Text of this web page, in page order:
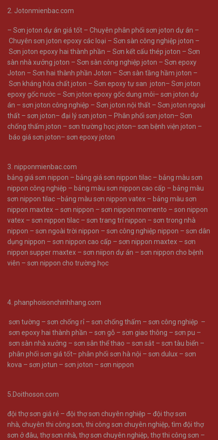
2. Jotonmienbac.com
– Sơn joton dự án giá tốt – Chuyên phân phối sơn joton dự án –
Chuyên sơn joton epoxy các loại – Sơn sàn công nghiệp joton –
Sơn joton epoxy hai thành phần – Sơn kết cấu thép joton – Sơn
sàn nhà xưởng joton – Sơn sàn công nghiệp joton – Sơn epoxy
Joton – Sơn hai thành phần Joton – Sơn sàn tầng hầm joton –
Sơn kháng hóa chất joton – Sơn epoxy tự san joton– Sơn joton
epoxy gốc nước – Sơn joton epoxy gốc dung môi– sơn joton dự
án – sơn joton công nghiệp – Sơn joton nội thất – Sơn joton ngoại
thất – sơn joton– đại lý sơn joton – Phân phối sơn joton– Sơn
chống thấm joton – sơn trường học joton– sơn bệnh viện joton –
báo giá sơn joton– sơn epoxy joton
3. nipponmienbac.com
bảng giá sơn nippon – bảng giá sơn nippon tilac – bảng màu sơn
nippon công nghiệp – bảng màu sơn nippon cao cấp – bảng màu
sơn nippon tilac –bảng màu sơn nippon vatex – bảng màu sơn
nippon maxtex – sơn nippon – sơn nippon momento – son nippon
vatex – sơn nippon tilac – sơn trang trí nippon – sơn trong nhà
nippon – sơn ngoài trời nippon – sơn công nghiệp nippon – sơn dân
dụng nippon – sơn nippon cao cấp – sơn nippon maxtex – sơn
nippon supper maxtex – sơn niipon dự án – sơn nippon cho bệnh
viên – sơn nippon cho trường học
4. phanphoisonchinhhang.com
sơn tường – sơn chống rỉ – sơn chống thấm – sơn công nghiệp –
sơn epoxy hai thành phần – sơn gỗ – sơn giao thông – sơn pu –
sơn sàn nhà xưởng – sơn sân thể thao – sơn sắt – sơn tàu biển –
phân phối sơn giá tốt– phân phối sơn hà nội – sơn dulux – sơn
kova – sơn jotun – sơn joton – sơn nippon
5.Doithoson.com
đội thợ sơn giá rẻ – đội thợ sơn chuyên nghiệp – đội thợ sơn
nhà, chuyên thi công sơn, thi công sơn chuyên nghiệp, tìm đội thợ
sơn ở đâu, thợ sơn nhà, thợ sơn chuyên nghiệp, thợ thi công sơn –